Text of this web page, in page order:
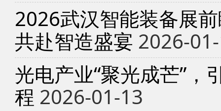
2026武汉智能装备展
共赴智造盛宴 2026-
光电产业“聚光成芒”，
程 2026-01-13